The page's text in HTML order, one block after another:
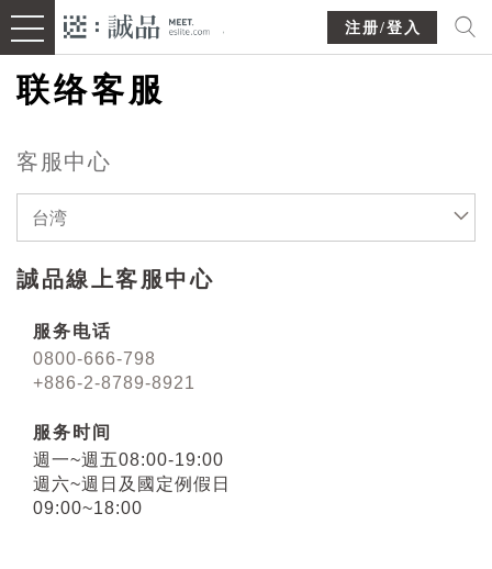
注册/登入
联络客服
客服中心
台湾
誠品線上客服中心
服务电话
0800-666-798
+886-2-8789-8921
服务时间
週一~週五08:00-19:00
週六~週日及國定例假日
09:00~18:00